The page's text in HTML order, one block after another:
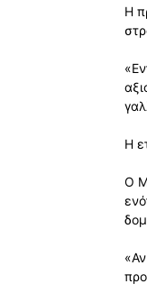
Η
Η
Ο